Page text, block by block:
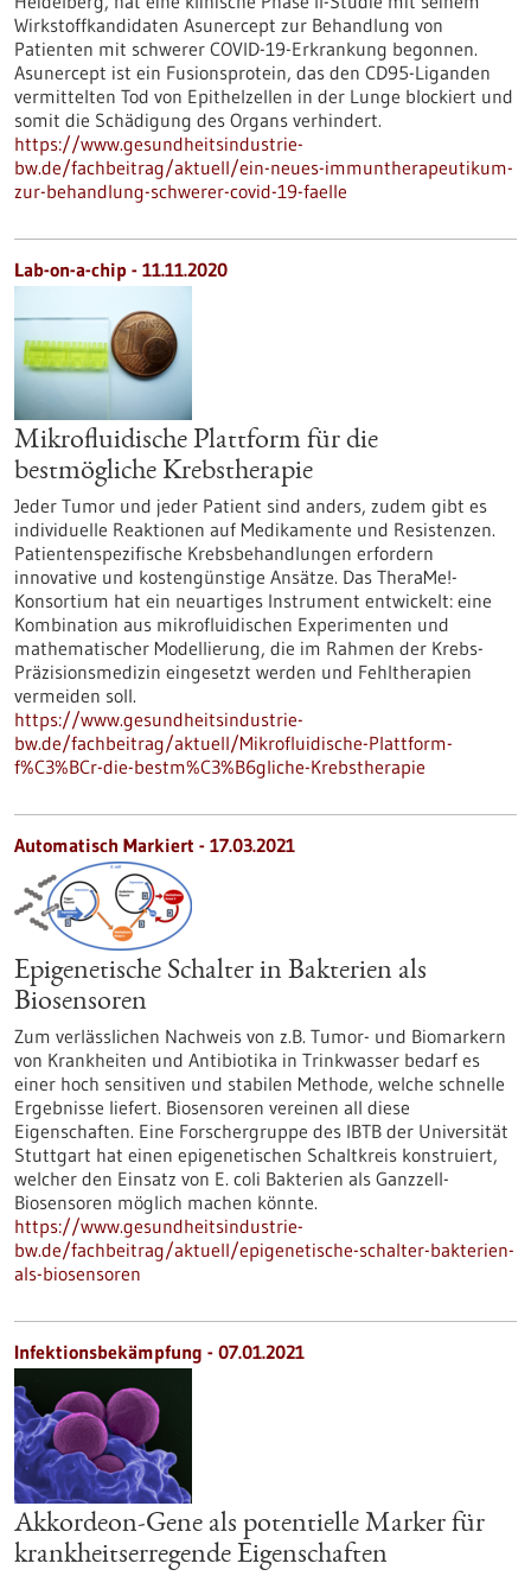
Wirkstoffkandidaten Asunercept zur Behandlung von
Patienten mit schwerer COVID-19-Erkrankung begonnen.
Asunercept ist ein Fusionsprotein, das den CD95-Liganden
vermittelten Tod von Epithelzellen in der Lunge blockiert und
somit die Schädigung des Organs verhindert.
https://www.gesundheitsindustrie-
bw.de/fachbeitrag/aktuell/ein-neues-immuntherapeutikum-
zur-behandlung-schwerer-covid-19-faelle
Lab-on-a-chip - 11.11.2020
Mikrofluidische Plattform für die
bestmögliche Krebstherapie
Jeder Tumor und jeder Patient sind anders, zudem gibt es
individuelle Reaktionen auf Medikamente und Resistenzen.
Patientenspezifische Krebsbehandlungen erfordern
innovative und kostengünstige Ansätze. Das TheraMe!-
Konsortium hat ein neuartiges Instrument entwickelt: eine
Kombination aus mikrofluidischen Experimenten und
mathematischer Modellierung, die im Rahmen der Krebs-
Präzisionsmedizin eingesetzt werden und Fehltherapien
vermeiden soll.
https://www.gesundheitsindustrie-
bw.de/fachbeitrag/aktuell/Mikrofluidische-Plattform-
f%C3%BCr-die-bestm%C3%B6gliche-Krebstherapie
Automatisch Markiert - 17.03.2021
Epigenetische Schalter in Bakterien als
Biosensoren
Zum verlässlichen Nachweis von z.B. Tumor- und Biomarkern
von Krankheiten und Antibiotika in Trinkwasser bedarf es
einer hoch sensitiven und stabilen Methode, welche schnelle
Ergebnisse liefert. Biosensoren vereinen all diese
Eigenschaften. Eine Forschergruppe des IBTB der Universität
Stuttgart hat einen epigenetischen Schaltkreis konstruiert,
welcher den Einsatz von E. coli Bakterien als Ganzzell-
Biosensoren möglich machen könnte.
https://www.gesundheitsindustrie-
bw.de/fachbeitrag/aktuell/epigenetische-schalter-bakterien-
als-biosensoren
Infektionsbekämpfung - 07.01.2021
Akkordeon-Gene als potentielle Marker für
krankheitserregende Eigenschaften